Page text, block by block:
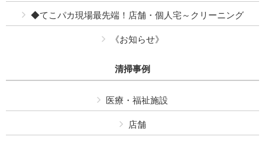
◆てこパカ現場最先端！店舗・個人宅～クリーニング
《お知らせ》
清掃事例
医療・福祉施設
店舗